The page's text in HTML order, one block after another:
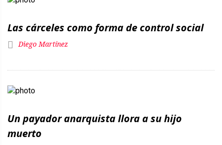
Las cárceles como forma de control social
Diego Martínez
Un payador anarquista llora a su hijo
muerto